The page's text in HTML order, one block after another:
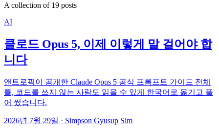
A collection of 19 posts
AI
클로드 Opus 5, 이제 이렇게 말 걸어야 합
니다
앤트로픽이 공개한 Claude Opus 5 공식 프롬프트 가이드 전체
를, 코드를 쓰지 않는 사람도 읽을 수 있게 한국어로 옮기고 풀
어 썼습니다.
2026년 7월 29일 · Simpson Gyusup Sim